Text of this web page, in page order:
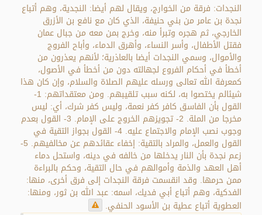
النجدات: فرقة من الخوارج، ويقال لهم أيضا: النجدية، وهم أتباع
نجدة بن عامر من بني حنيفة، الذي كان مع نافع بن الأزرق
الخارجي، ثم هجره وتبرأ منه، وخرج بمن معه من جبال عمان
فقتل الأطفال، وأسر النساء، وأهرق الدماء، وأباح الفروج
والأموال، وسمي النجدات أيضا بالعاذرية؛ لأنهم يعذرون من
أخطأ في أحكام الفروع لجهالته دون من أخطأ في الأصول،
كمعرفة الله تعالى ورسله عليهم الصلاة والسلام، وإن كان هذا
شيئالم يختصوا به، لكنه سبب تلقيبهم. ومن معتقداتهم: 1-
القول بأن الفاسق كافر كفر نعمة، وليس كفر شرك، أي: ليس
مخرجا من الملة. 2- تجويزهم الخروج على الإمام. 3- القول بعدم
وجوب نصب الإمام والاجتماع عليه. 4- القول بجواز التقية في
القول والعمل، والمراد بالتقية: إخفاء عقائدهم عن مخالفيهم. 5-
زعم نجدة بأن النار يدخلها من خالفه في دينه، واستحل دماء
أهل العهد والذمة وأموالهم في حال التقية، وحكم بالبراءة
ممن حرمها. وقد انقسمت فرقة النجدات إلى فرق أخرى، منها:
الفدكية، وهم أتباع أبي فديك، اسمه: عبد الله بن ثور، ومنها:
العطوية أتباع عطية بن الأسود الحنفي.